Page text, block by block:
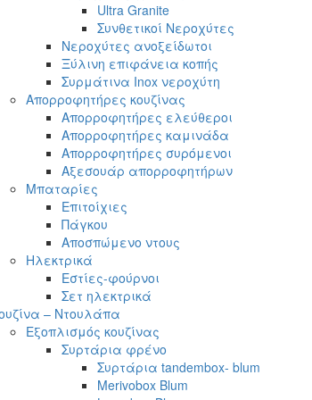
Ultra Granite
Συνθετικοί Νεροχύτες
Νεροχύτες ανοξείδωτοι
Ξύλινη επιφάνεια κοπής
Συρμάτινα Inox νεροχύτη
Απορροφητήρες κουζίνας
Απορροφητήρες ελεύθεροι
Απορροφητήρες καμινάδα
Απορροφητήρες συρόμενοι
Αξεσουάρ απορροφητήρων
Μπαταρίες
Επιτοίχιες
Πάγκου
Αποσπώμενο ντους
Ηλεκτρικά
Εστίες-φούρνοι
Σετ ηλεκτρικά
– Ντουλάπα
Εξοπλισμός κουζίνας
Συρτάρια φρένο
Συρτάρια tandembox- blum
Merivobox Blum